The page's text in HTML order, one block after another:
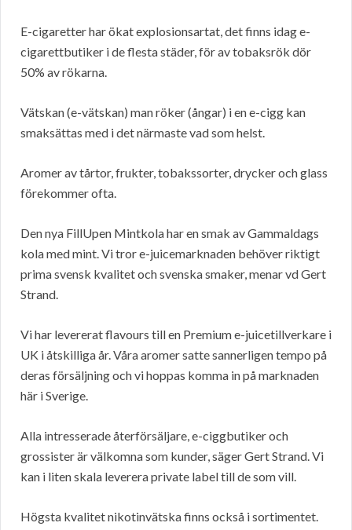
E-cigaretter har ökat explosionsartat, det finns idag e-
cigarettbutiker i de flesta städer, för av tobaksrök dör
50% av rökarna.
Vätskan (e-vätskan) man röker (ångar) i en e-cigg kan
smaksättas med i det närmaste vad som helst.
Aromer av tårtor, frukter, tobakssorter, drycker och glass
förekommer ofta.
Den nya FillUpen Mintkola har en smak av Gammaldags
kola med mint. Vi tror e-juicemarknaden behöver riktigt
prima svensk kvalitet och svenska smaker, menar vd Gert
Strand.
Vi har levererat flavours till en Premium e-juicetillverkare i
UK i åtskilliga år. Våra aromer satte sannerligen tempo på
deras försäljning och vi hoppas komma in på marknaden
här i Sverige.
Alla intresserade återförsäljare, e-ciggbutiker och
grossister är välkomna som kunder, säger Gert Strand. Vi
kan i liten skala leverera private label till de som vill.
Högsta kvalitet nikotinvätska finns också i sortimentet.